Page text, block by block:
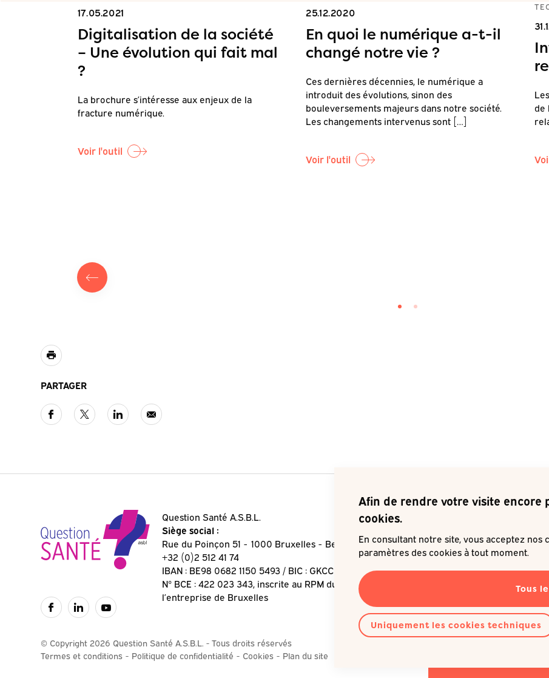
17.05.2021
Digitalisation de la société
– Une évolution qui fait mal
?
La brochure s’intéresse aux enjeux de la
fracture numérique.
Voir l'outil
25.12.2020
En quoi le numérique a-t-il
changé notre vie ?
Ces dernières décennies, le numérique a
introduit des évolutions, sinon des
bouleversements majeurs dans notre société.
Les changements intervenus sont […]
Voir l'outil
de
PARTAGER
Question Santé A.S.B.L.
Siège social :
Rue du Poinçon 51
1000 Bruxelles
Belgique
+32 (0)2 512 41 74
IBAN : BE98 0682 1150 5493 / BIC : GKCCBEBB
N° BCE : 422 023 343, inscrite au RPM du Tribunal de
l’entreprise de Bruxelles
© Copyright 2026 Question Santé A.S.B.L. - Tous droits réservés
Termes et conditions
Politique de confidentialité Cookies Plan du site
Je
Afin de rendre votre visite encore
cookies.
En consultant notre site, vous acceptez
paramètres des cookies à tout moment.
Tous
Uniquement les cookies techniques